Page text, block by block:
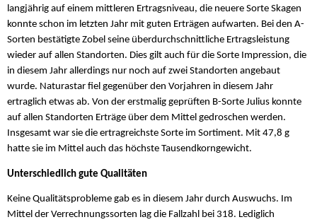
langjährig auf einem mittleren Ertragsniveau, die neuere Sorte Skagen
konnte schon im letzten Jahr mit guten Erträgen aufwarten. Bei den A-
Sorten bestätigte Zobel seine überdurchschnittliche Ertragsleistung
wieder auf allen Standorten. Dies gilt auch für die Sorte Impression, die
in diesem Jahr allerdings nur noch auf zwei Standorten angebaut
wurde. Naturastar fiel gegenüber den Vorjahren in diesem Jahr
ertraglich etwas ab. Von der erstmalig geprüften B-Sorte Julius konnte
auf allen Standorten Erträge über dem Mittel gedroschen werden.
Insgesamt war sie die ertragreichste Sorte im Sortiment. Mit 47,8 g
hatte sie im Mittel auch das höchste Tausendkorngewicht.
Unterschiedlich gute Qualitäten
Keine Qualitätsprobleme gab es in diesem Jahr durch Auswuchs. Im
Mittel der Verrechnungssorten lag die Fallzahl bei 318. Lediglich